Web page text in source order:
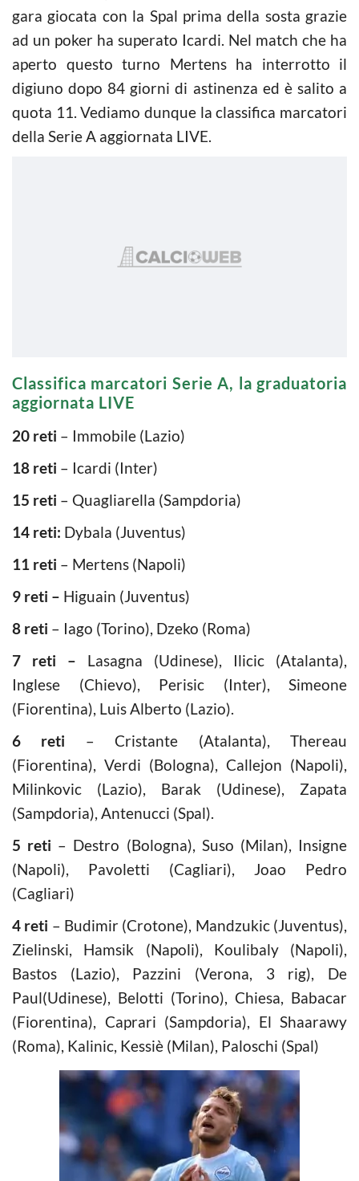
gara giocata con la Spal prima della sosta grazie
ad un poker ha superato Icardi. Nel match che ha
aperto questo turno Mertens ha interrotto il
digiuno dopo 84 giorni di astinenza ed è salito a
quota 11. Vediamo dunque la classifica marcatori
della Serie A aggiornata LIVE.
Classifica marcatori Serie A, la graduatoria
aggiornata LIVE
20 reti – Immobile (Lazio)
18 reti – Icardi (Inter)
15 reti – Quagliarella (Sampdoria)
14 reti: Dybala (Juventus)
11 reti – Mertens (Napoli)
9 reti – Higuain (Juventus)
8 reti – Iago (Torino), Dzeko (Roma)
7
reti – Lasagna (Udinese), Ilicic (Atalanta),
Inglese (Chievo), Perisic (Inter), Simeone
(Fiorentina), Luis Alberto (Lazio).
6 reti – Cristante (Atalanta), Thereau
(Fiorentina), Verdi (Bologna), Callejon (Napoli),
Milinkovic (Lazio), Barak (Udinese), Zapata
(Sampdoria), Antenucci (Spal).
5 reti – Destro (Bologna), Suso (Milan), Insigne
(Napoli), Pavoletti (Cagliari), Joao Pedro
(Cagliari)
4 reti – Budimir (Crotone), Mandzukic (Juventus),
Zielinski, Hamsik (Napoli), Koulibaly (Napoli),
Bastos (Lazio), Pazzini (Verona, 3 rig), De
Paul(Udinese), Belotti (Torino), Chiesa, Babacar
(Fiorentina), Caprari (Sampdoria), El Shaarawy
(Roma), Kalinic, Kessiè (Milan), Paloschi (Spal)